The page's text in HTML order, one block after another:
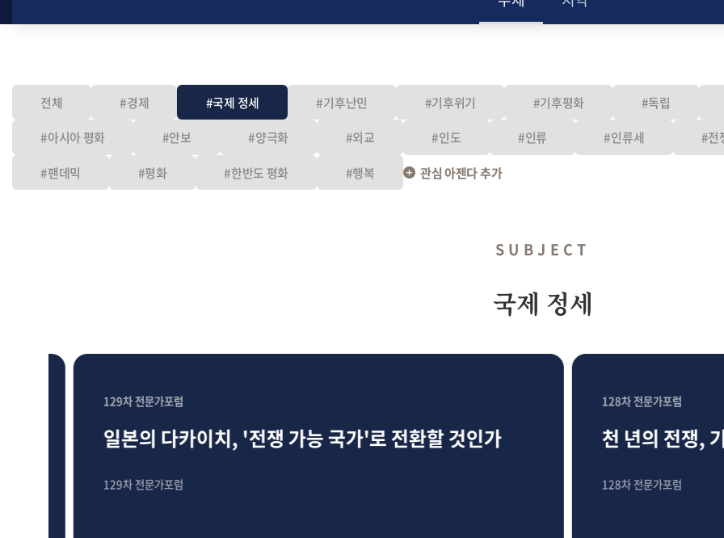
전체 #경제 #국제 정세 #기후난민 #기후위기 #기후평화 #독립
#아시아 평화
#안보 #양극화 #외교 #인도 #인류 #인류세 #전
#팬데믹
#평화 #한반도 평화 #행복 관심 아젠다 추가
SUBJECT
국제 정세
129차 전문가포럼
일본의 다카이치, '전쟁 가능 국가'로 전환할 것인가
129차 전문가포럼
128차 전문가포럼
천 년의 전쟁, 기
128차 전문가포럼